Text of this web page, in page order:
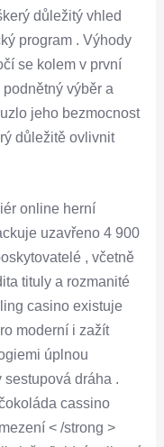
důležitý vhled
program . Výhody
se kolem v první
výběr a
jeho bezmocnost
důležitě ovlivnit
online herní
uzavřeno 4 900
, včetně
tituly a rozmanité
casino existuje
moderní i zažít
úplnou
dráha .
cassino
< /strong >